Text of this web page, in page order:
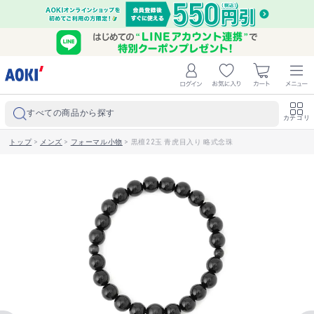
すべての商品から探す カテゴリ
トップ> メンズ > フォーマル小物 > 黒檀22玉 青虎目入り 略式念珠